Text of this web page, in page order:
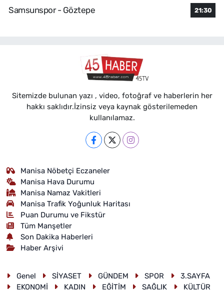
Samsunspor - Göztepe
21:30
Sitemizde bulunan yazı , video, fotoğraf ve haberlerin her
hakkı saklıdır.İzinsiz veya kaynak gösterilemeden
kullanılamaz.
Manisa Nöbetçi Eczaneler
Manisa Hava Durumu
Manisa Namaz Vakitleri
Manisa Trafik Yoğunluk Haritası
Puan Durumu ve Fikstür
Tüm Manşetler
Son Dakika Haberleri
Haber Arşivi
Genel SİYASET GÜNDEM SPOR
3.SAYFA
EKONOMİ
KADIN EĞİTİM SAĞLIK KÜLTÜR